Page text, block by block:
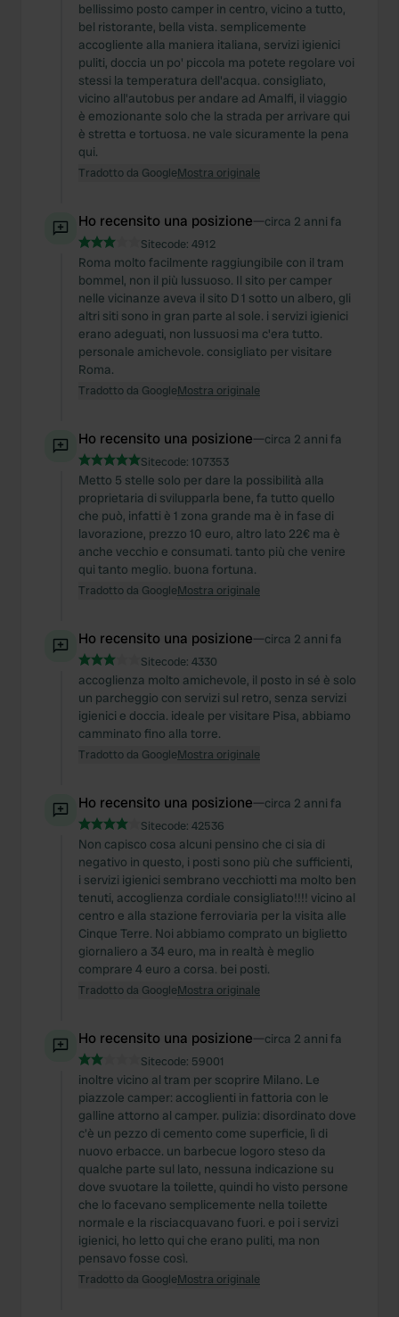
bellissimo posto camper in centro, vicino a tutto,
bel ristorante, bella vista. semplicemente
accogliente alla maniera italiana, servizi igienici
puliti, doccia un po' piccola ma potete regolare voi
stessi la temperatura dell'acqua. consigliato,
vicino all'autobus per andare ad Amalfi, il viaggio
è emozionante solo che la strada per arrivare qui
è stretta e tortuosa. ne vale sicuramente la pena
qui.
Tradotto da GoogleMostra originale
Ho recensito una posizione—circa 2 anni fa
Sitecode: 4912
Roma molto facilmente raggiungibile con il tram
bommel, non il più lussuoso. Il sito per camper
nelle vicinanze aveva il sito D 1 sotto un albero, gli
altri siti sono in gran parte al sole. i servizi igienici
erano adeguati, non lussuosi ma c'era tutto.
personale amichevole. consigliato per visitare
Roma.
Tradotto da GoogleMostra originale
Ho recensito una posizione—circa 2 anni fa
Sitecode: 107353
Metto 5 stelle solo per dare la possibilità alla
proprietaria di svilupparla bene, fa tutto quello
che può, infatti è 1 zona grande ma è in fase di
lavorazione, prezzo 10 euro, altro lato 22€ ma è
anche vecchio e consumati. tanto più che venire
qui tanto meglio. buona fortuna.
Tradotto da GoogleMostra originale
Ho recensito una posizione—circa 2 anni fa
Sitecode: 4330
accoglienza molto amichevole, il posto in sé è solo
un parcheggio con servizi sul retro, senza servizi
igienici e doccia. ideale per visitare Pisa, abbiamo
camminato fino alla torre.
Tradotto da GoogleMostra originale
Ho recensito una posizione—circa 2 anni fa
Sitecode: 42536
Non capisco cosa alcuni pensino che ci sia di
negativo in questo, i posti sono più che sufficienti,
i servizi igienici sembrano vecchiotti ma molto ben
tenuti, accoglienza cordiale consigliato!!!! vicino al
centro e alla stazione ferroviaria per la visita alle
Cinque Terre. Noi abbiamo comprato un biglietto
giornaliero a 34 euro, ma in realtà è meglio
comprare 4 euro a corsa. bei posti.
Tradotto da GoogleMostra originale
Ho recensito una posizione—circa 2 anni fa
Sitecode: 59001
inoltre vicino al tram per scoprire Milano. Le
piazzole camper: accoglienti in fattoria con le
galline attorno al camper. pulizia: disordinato dove
c'è un pezzo di cemento come superficie, lì di
nuovo erbacce. un barbecue logoro steso da
qualche parte sul lato, nessuna indicazione su
dove svuotare la toilette, quindi ho visto persone
che lo facevano semplicemente nella toilette
normale e la risciacquavano fuori. e poi i servizi
igienici, ho letto qui che erano puliti, ma non
pensavo fosse così.
Tradotto da GoogleMostra originale